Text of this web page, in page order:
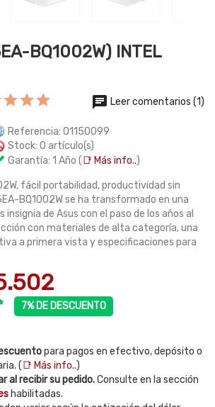
BQ1002W) INTEL
Leer comentarios (1)
Referencia: 01150099
Stock: 0 artículo(s)
Garantía: 1 Año (📑 Más info..)
fácil portabilidad, productividad sin
BQ1002W se ha transformado en una
de Asus con el paso de los años al
con materiales de alta categoría, una
a primera vista y especificaciones para
7% DE DESCUENTO
para pagos en efectivo, depósito o
(📑 Más info..)
al recibir su pedido.Consulte en la sección
habilitadas.